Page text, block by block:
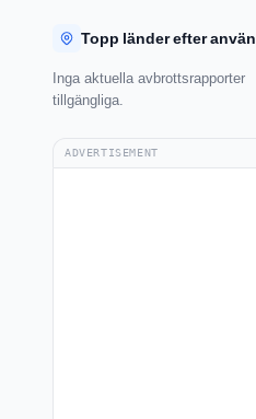
Topp länder efter
Inga aktuella avbrottsrapporter
tillgängliga.
ADVERTISEMENT